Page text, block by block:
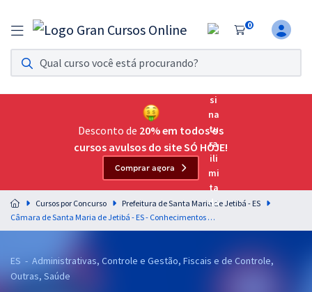
0
Assinatura Ilimitada 11
Acesso a todos os cursos. Teste grátis por 7 dias!
Assinatura OAB Até Passar
Acesso ilimitado a toda preparação para o Exame da
Residências Multiprofissionais
Preparação completa e intensiva para as principais
residências em saúde do Brasil
Assinatura Ilimitada
Desconto de 20% em todos os
cursos avulsos do site SÓ HOJE!
Comprar agora
Cursos por Concurso
Prefeitura de Santa Maria de Jetibá - ES
Câmara de Santa Maria de Jetibá - ES - Conhecimentos Básicos para os Cargos de Nível Médio
ES - Administrativas, Controle e Gestão, Fiscais e de Controle,
Outras, Saúde